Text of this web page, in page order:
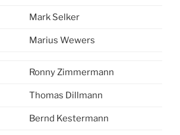
Mark Selker
Marius Wewers
Ronny Zimmermann
Thomas Dillmann
Bernd Kestermann